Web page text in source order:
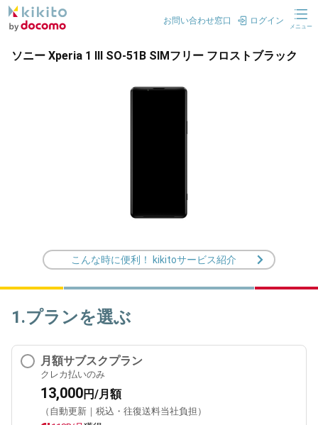
お問い合わせ窓口 ログイン
メニュー
ソニー Xperia 1 III SO-51B SIMフリー フロストブラック
こんな時に便利！ kikitoサービス紹介
1.プランを選ぶ
月額サブスクプラン
クレカ払いのみ
13,000円/月額
（自動更新｜税込・往復送料当社負担）